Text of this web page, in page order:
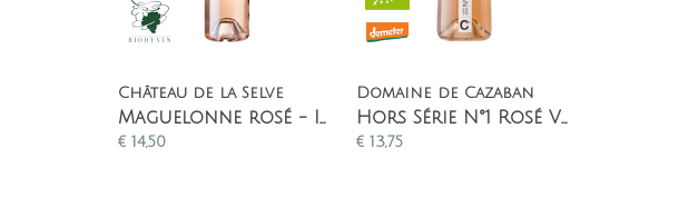
Château de la Selve
Maguelonne rosé - IGP Côteaux de l'Ardèche
€ 14,50
Domaine de Cazaban
Hors Série N°1 Rosé Vin de France
€13,75